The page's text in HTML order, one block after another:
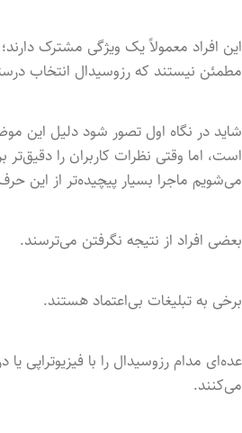
این افراد معمولاً یک ویژگی مشترک دارند؛
مطمئن نیستند که رزوسیدال انتخاب
شاید در نگاه اول تصور شود دلیل
است، اما وقتی نظرات کاربران را
می‌شویم ماجرا بسیار پیچیده‌تر از این
بعضی افراد از نتیجه نگرفتن می‌ترسند.
برخی به تبلیغات بی‌اعتماد هستند.
عده‌ای مدام رزوسیدال را با فیزیوتراپی
می‌کنند.